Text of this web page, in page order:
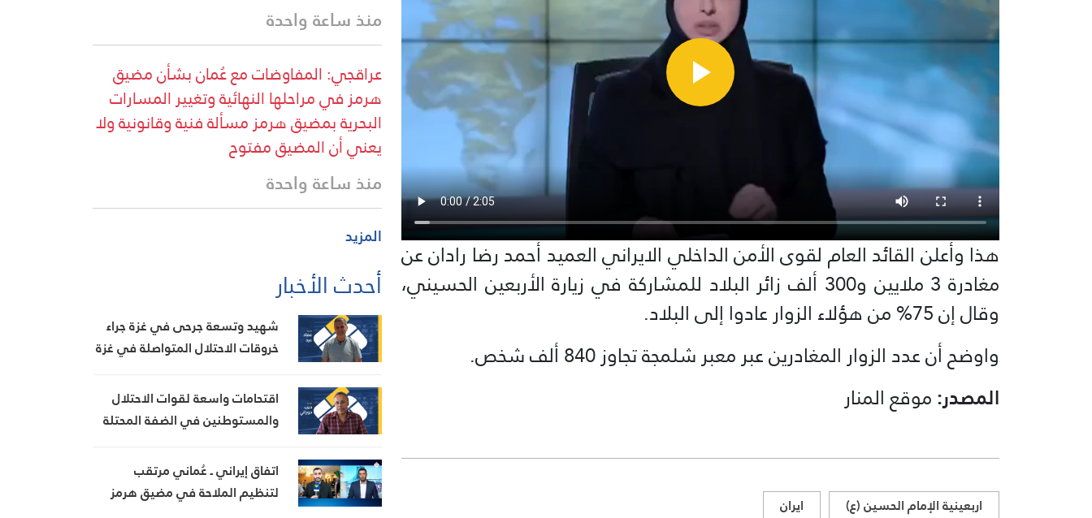
هذا وأعلن القائد العام لقوى الأمن الداخلي الايراني العميد أحمد رضا رادان عن
مغادرة 3 ملايين و300 ألف زائر البلاد للمشاركة في زيارة الأربعين الحسيني،
وقال إن 75% من هؤلاء الزوار عادوا إلى البلاد.
واوضح أن عدد الزوار المغادرين عبر معبر شلمجة تجاوز 840 ألف شخص.
المصدر:موقع المنار
اربعينية الإمام الحسين (ع) ايران
منذ ساعة واحدة
عراقجي: المفاوضات مع عُمان بشأن مضيق
هرمز في مراحلها النهائية وتغيير المسارات
البحرية بمضيق هرمز مسألة فنية وقانونية ولا
يعني أن المضيق مفتوح
منذ ساعة واحدة
المزيد
أحدث الأخبار
شهيد وتسعة جرحى في غزة جراء
خروقات الاحتلال المتواصلة في غزة
اقتحامات واسعة لقوات الاحتلال
والمستوطنين في الضفة المحتلة
اتفاق إيراني ـ عُماني مرتقب
لتنظيم الملاحة في مضيق هرمز